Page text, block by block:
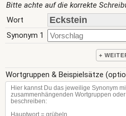
Bitte achte auf die korrekte
Wort
Synonym 1
+
Wortgruppen & Beispielsätze